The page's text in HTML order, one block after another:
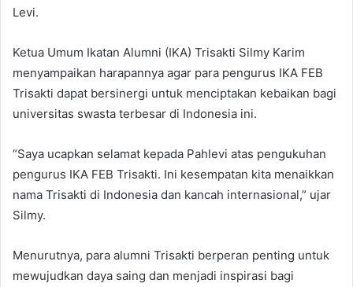
Levi.
Ketua Umum Ikatan Alumni (IKA) Trisakti Silmy Karim
menyampaikan harapannya agar para pengurus IKA FEB
Trisakti dapat bersinergi untuk menciptakan kebaikan bagi
universitas swasta terbesar di Indonesia ini.
“Saya ucapkan selamat kepada Pahlevi atas pengukuhan
pengurus IKA FEB Trisakti. Ini kesempatan kita menaikkan
nama Trisakti di Indonesia dan kancah internasional,” ujar
Silmy.
Menurutnya, para alumni Trisakti berperan penting untuk
mewujudkan daya saing dan menjadi inspirasi bagi